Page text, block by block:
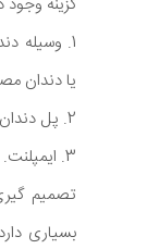
1. وسیله
یا دندان
2. پل دندان ثابت (سمان).
3. ایمپلنت.
تصمیم
بسیاری